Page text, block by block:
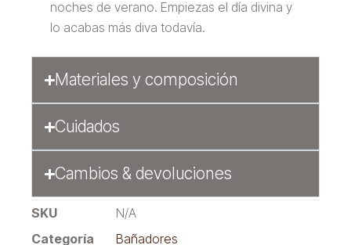
noches de verano. Empiezas el día divina y
lo acabas más diva todavía.
Materiales y composición
Cuidados
Cambios & devoluciones
SKU
N/A
Categoría
Bañadores